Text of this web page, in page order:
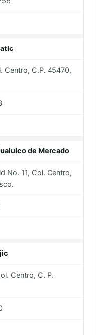
Centro, C.P. 45470,
de Mercado
No. 11, Col. Centro,
Centro, C. P.